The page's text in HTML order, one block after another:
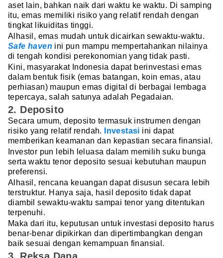
aset lain, bahkan naik dari waktu ke waktu. Di samping
itu, emas memiliki risiko yang relatif rendah dengan
tingkat likuiditas tinggi.
Alhasil, emas mudah untuk dicairkan sewaktu-waktu.
Safe haven ini pun mampu mempertahankan nilainya
di tengah kondisi perekonomian yang tidak pasti.
Kini, masyarakat Indonesia dapat berinvestasi emas
dalam bentuk fisik (emas batangan, koin emas, atau
perhiasan) maupun emas digital di berbagai lembaga
tepercaya, salah satunya adalah Pegadaian.
2. Deposito
Secara umum, deposito termasuk instrumen dengan
risiko yang relatif rendah.
Investasi ini dapat
memberikan keamanan dan kepastian secara finansial.
Investor pun lebih leluasa dalam memilih suku bunga
serta waktu tenor deposito sesuai kebutuhan maupun
preferensi.
Alhasil, rencana keuangan dapat disusun secara lebih
terstruktur. Hanya saja, hasil deposito tidak dapat
diambil sewaktu-waktu sampai tenor yang ditentukan
terpenuhi.
Maka dari itu, keputusan untuk investasi deposito harus
benar-benar dipikirkan dan dipertimbangkan dengan
baik sesuai dengan kemampuan finansial.